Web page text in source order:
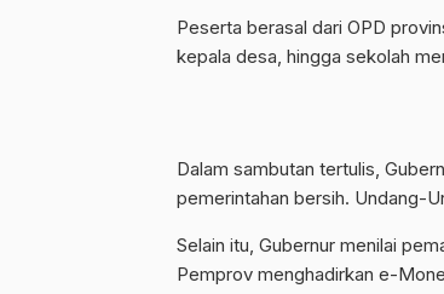
Peserta berasal dari OPD
kepala desa, hingga sekolah
Dalam sambutan tertulis,
pemerintahan bersih. Undang-
Selain itu, Gubernur menilai
Pemprov menghadirkan e-